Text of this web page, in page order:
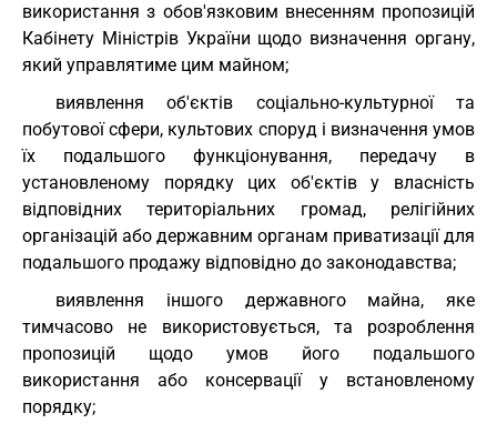
використання з обов'язковим внесенням пропозицій
Кабінету Міністрів України щодо визначення органу,
який управлятиме цим майном;
виявлення об'єктів соціально-культурної та
побутової сфери, культових споруд і визначення умов
їх подальшого функціонування, передачу в
установленому порядку цих об'єктів у власність
відповідних територіальних громад, релігійних
організацій або державним органам приватизації для
подальшого продажу відповідно до законодавства;
виявлення іншого державного майна, яке
тимчасово не використовується, та розроблення
пропозицій щодо умов його подальшого
використання або консервації у встановленому
порядку;